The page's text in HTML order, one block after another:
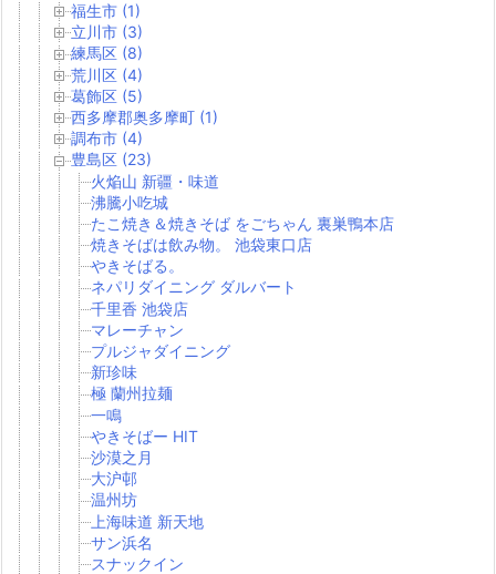
福生市 (1)
立川市 (3)
練馬区 (8)
荒川区 (4)
葛飾区 (5)
西多摩郡奥多摩町 (1)
調布市 (4)
豊島区 (23)
火焔山 新疆・味道
沸騰小吃城
たこ焼き＆焼きそば をごちゃん 裏巣鴨本店
焼きそばは飲み物。 池袋東口店
やきそばる。
ネパリダイニング ダルバート
千里香 池袋店
マレーチャン
プルジャダイニング
新珍味
極 蘭州拉麺
一鳴
やきそばー HIT
沙漠之月
大沪邨
温州坊
上海味道 新天地
サン浜名
スナックイン